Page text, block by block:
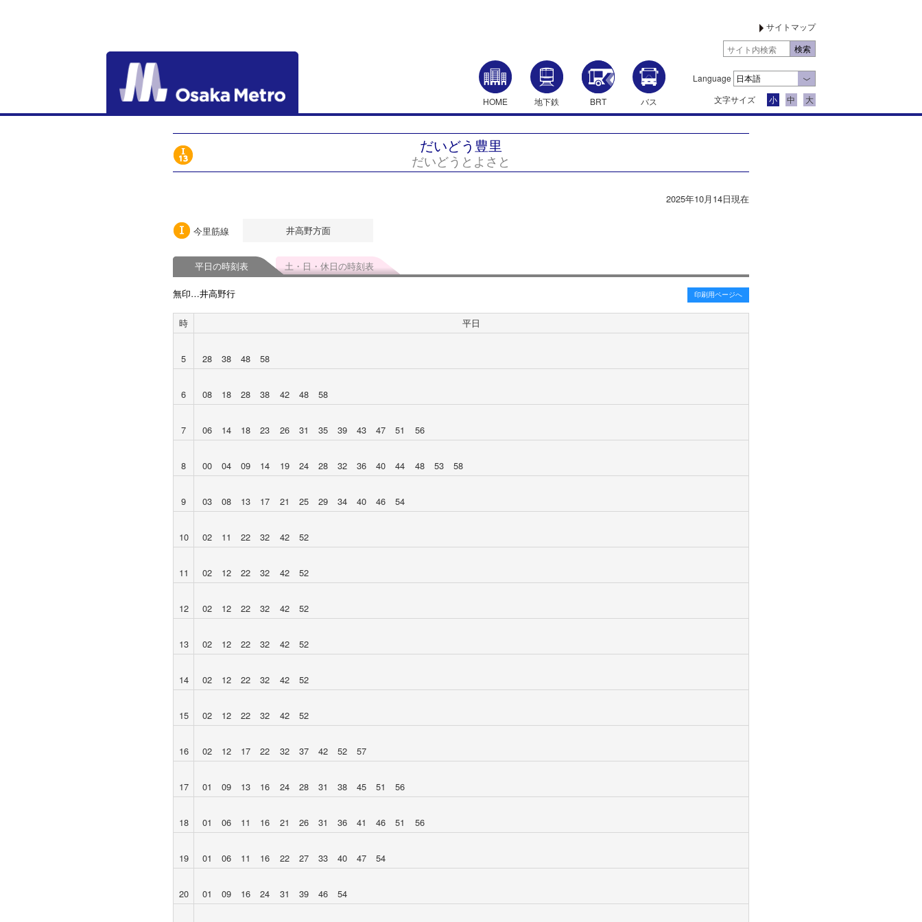
HOME 地下鉄 BRT バス
サイトマップ
Language
文字サイズ
小 中 大
だいどう豊里
だいどうとよさと
2025年10月14日現在
今里筋線 井高野方面
平日の時刻表 土・日・休日の時刻表
無印…井高野行
時 平日
5 28 38 48 58
6 08 18 28 38 42 48 58
7 06 14 18 23 26 31 35 39 43 47 51 56
8 00 04 09 14 19 24 28 32 36 40 44 48 53 58
9 03 08 13 17 21 25 29 34 40 46 54
10 02 11 22 32 42 52
11 02 12 22 32 42 52
12 02 12 22 32 42 52
13 02 12 22 32 42 52
14 02 12 22 32 42 52
15 02 12 22 32 42 52
16 02 12 17 22 32 37 42 52 57
17 01 09 13 16 24 28 31 38 45 51 56
18 01 06 11 16 21 26 31 36 41 46 51 56
19 01 06 11 16 22 27 33 40 47 54
20 01 09 16 24 31 39 46 54